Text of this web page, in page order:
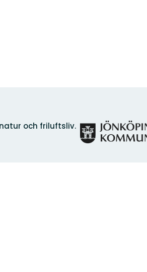
och friluftsliv. Organisationens
logotyp